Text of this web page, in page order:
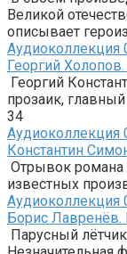
Великой
описывает
Аудиоколлекция
Георгий
Георгий
прозаик,
34
Аудиоколлекция
Константин
Отрывок
известных
Аудиоколлекция
Борис Лавренёв.
Парусный